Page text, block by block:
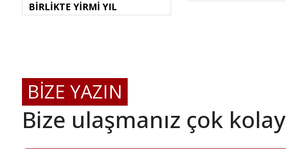
BİRLİKTE YİRMİ YIL
BİZE YAZIN
Bize ulaşmanız çok kolay